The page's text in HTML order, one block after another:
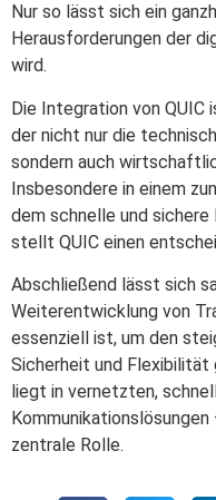
Nur so lässt sich ein
Herausforderungen der
wird.
Die Integration von
der nicht nur die
sondern auch
Insbesondere in einem
dem schnelle und
stellt QUIC einen
Abschließend lässt sich
Weiterentwicklung von
essenziell ist, um den
Sicherheit und
liegt in vernetzten,
zentrale Rolle.